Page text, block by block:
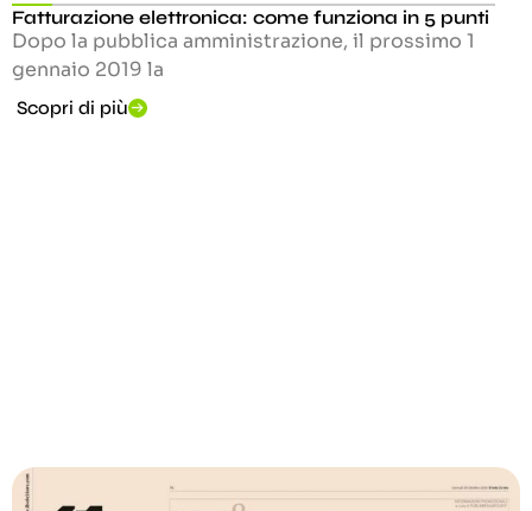
Fatturazione elettronica: come funziona in 5 punti
Dopo la pubblica amministrazione, il prossimo 1
gennaio 2019 la
Scopri di più